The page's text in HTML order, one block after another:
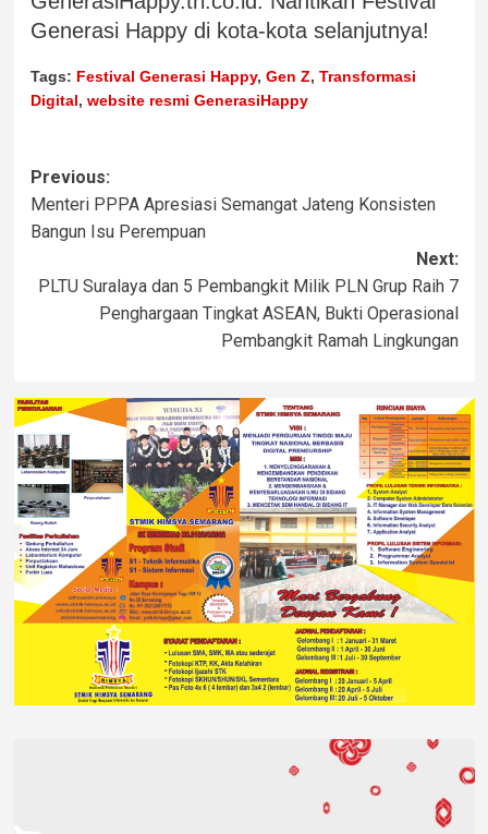
Generasi Happy di kota-kota selanjutnya!
Tags: Festival Generasi Happy, Gen Z, Transformasi
Digital, website resmi GenerasiHappy
Previous:
Menteri PPPA Apresiasi Semangat Jateng Konsisten
Bangun Isu Perempuan
Next:
PLTU Suralaya dan 5 Pembangkit Milik PLN Grup Raih 7
Penghargaan Tingkat ASEAN, Bukti Operasional
Pembangkit Ramah Lingkungan